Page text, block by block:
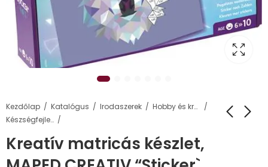
Kezdőlap Katalógus Irodaszerek
Hobby és kreatív termékek
Készségfejlesztő termékcsalád
Kreatív matricás készlet,